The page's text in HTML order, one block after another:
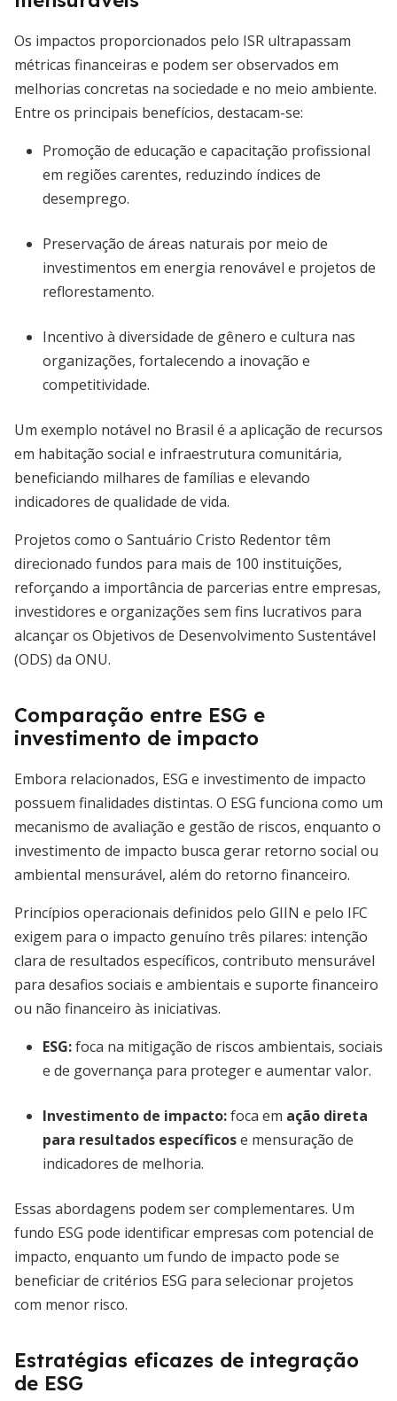
Os impactos proporcionados pelo ISR ultrapassam
métricas financeiras e podem ser observados em
melhorias concretas na sociedade e no meio ambiente.
Entre os principais benefícios, destacam-se:
Promoção de educação e capacitação profissional
em regiões carentes, reduzindo índices de
desemprego.
Preservação de áreas naturais por meio de
investimentos em energia renovável e projetos de
reflorestamento.
Incentivo à diversidade de gênero e cultura nas
organizações, fortalecendo a inovação e
competitividade.
Um exemplo notável no Brasil é a aplicação de recursos
em habitação social e infraestrutura comunitária,
beneficiando milhares de famílias e elevando
indicadores de qualidade de vida.
Projetos como o Santuário Cristo Redentor têm
direcionado fundos para mais de 100 instituições,
reforçando a importância de parcerias entre empresas,
investidores e organizações sem fins lucrativos para
alcançar os Objetivos de Desenvolvimento Sustentável
(ODS) da ONU.
Comparação entre ESG e
investimento de impacto
Embora relacionados, ESG e investimento de impacto
possuem finalidades distintas. O ESG funciona como um
mecanismo de avaliação e gestão de riscos, enquanto o
investimento de impacto busca gerar retorno social ou
ambiental mensurável, além do retorno financeiro.
Princípios operacionais definidos pelo GIIN e pelo IFC
exigem para o impacto genuíno três pilares: intenção
clara de resultados específicos, contributo mensurável
para desafios sociais e ambientais e suporte financeiro
ou não financeiro às iniciativas.
ESG:foca na mitigação de riscos ambientais, sociais
e de governança para proteger e aumentar valor.
Investimento de impacto:foca em ação direta
para resultados específicose mensuração de
indicadores de melhoria.
Essas abordagens podem ser complementares. Um
fundo ESG pode identificar empresas com potencial de
impacto, enquanto um fundo de impacto pode se
beneficiar de critérios ESG para selecionar projetos
com menor risco.
Estratégias eficazes de integração
de ESG